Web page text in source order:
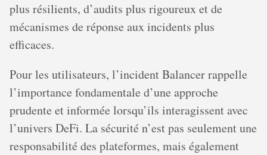
plus résilients, d’audits plus rigoureux et de
mécanismes de réponse aux incidents plus
efficaces.
Pour les utilisateurs, l’incident Balancer rappelle
l’importance fondamentale d’une approche
prudente et informée lorsqu’ils interagissent avec
l’univers DeFi. La sécurité n’est pas seulement une
responsabilité des plateformes, mais également